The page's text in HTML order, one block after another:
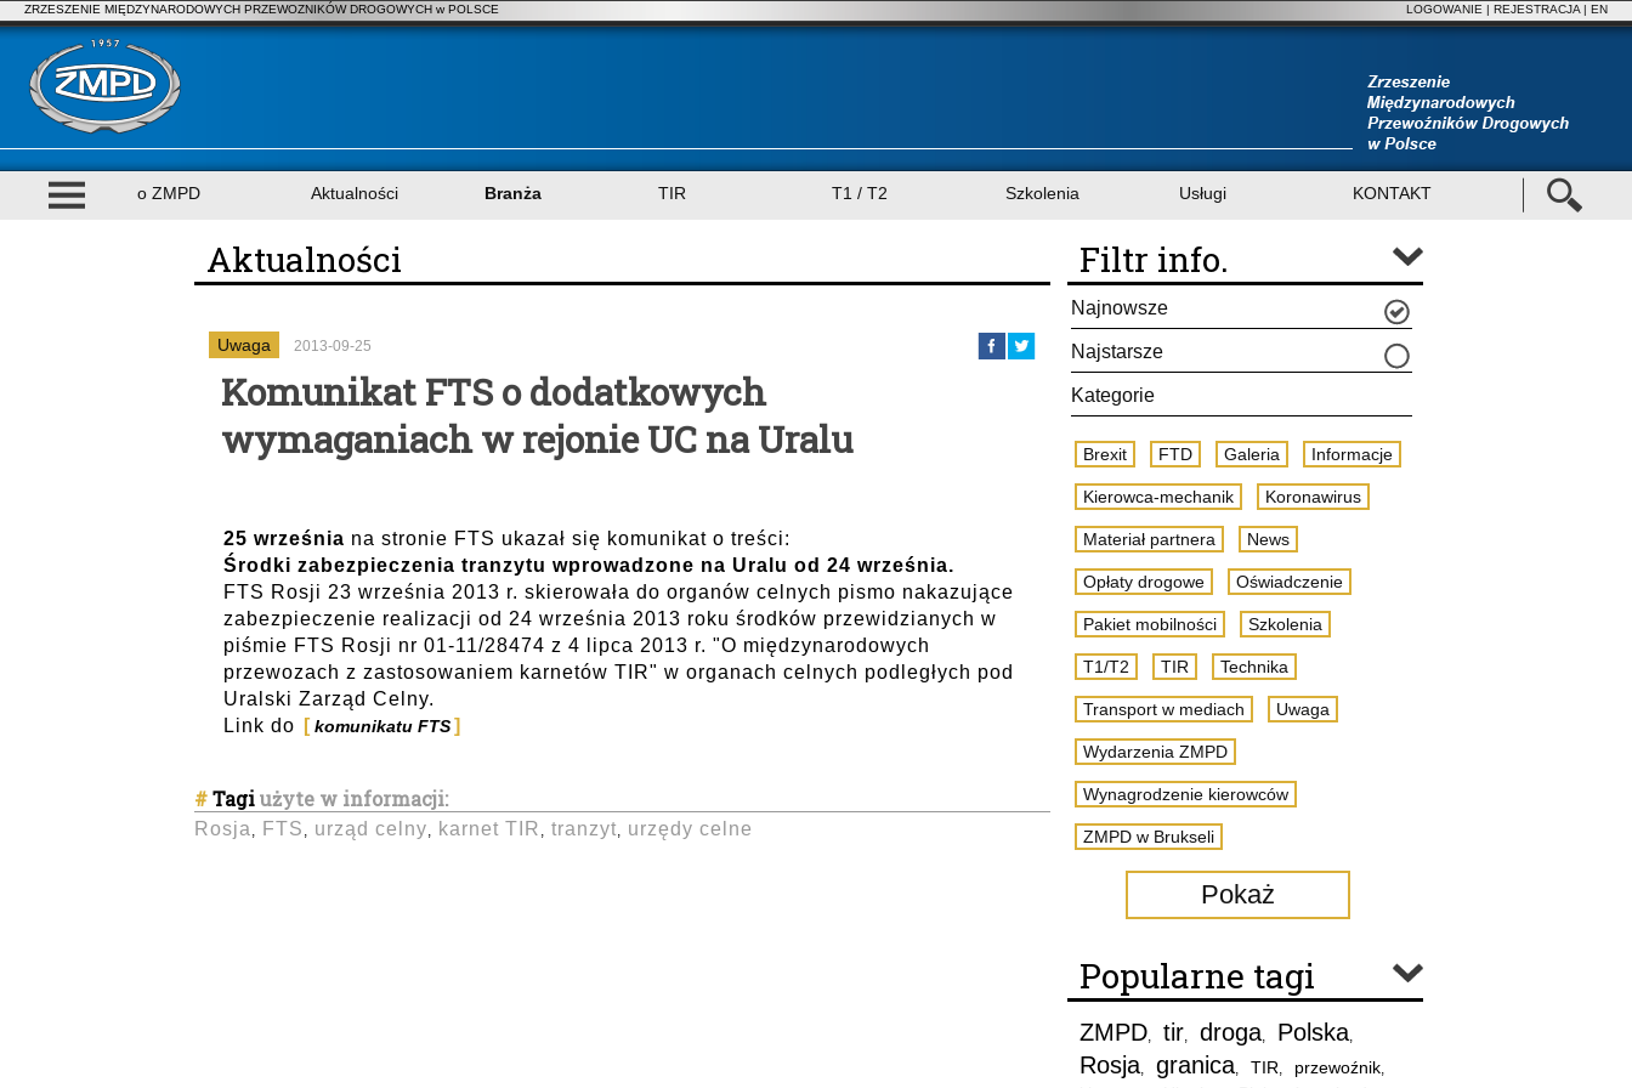
ZRZESZENIE MIĘDZYNARODOWYCH PRZEWOZNIKÓW DROGOWYCH w POLSCE LOGOWANIE | REJESTRACJA | EN
o ZMPD Aktualności Branża TIR T1 / T2 Szkolenia Usługi KONTAKT
Aktualności
Uwaga 2013-09-25
Komunikat FTS o dodatkowych
wymaganiach w rejonie UC na Uralu
25 września na stronie FTS ukazał się komunikat o treści:
Środki zabezpieczenia tranzytu wprowadzone na Uralu od 24 września.
FTS Rosji 23 września 2013 r. skierowała do organów celnych pismo nakazujące
zabezpieczenie realizacji od 24 września 2013 roku środków przewidzianych w
piśmie FTS Rosji nr 01-11/28474 z 4 lipca 2013 r. "O międzynarodowych
przewozach z zastosowaniem karnetów TIR" w organach celnych podległych pod
Uralski Zarząd Celny.
Link do
komunikatu FTS
#Tagiużyte w informacji:
Rosja , FTS , urząd celny, karnet TIR , tranzyt, urzędy celne
Filtr info.
Najnowsze
Najstarsze
Kategorie
Brexit FTD Galeria Informacje
Kierowca-mechanik Koronawirus
Materiał partnera News
Opłaty drogowe Oświadczenie
Pakiet mobilności Szkolenia
T1/T2 TIR Technika
Transport w mediach Uwaga
Wydarzenia ZMPD
Wynagrodzenie kierowców
ZMPD w Brukseli
Pokaż
Popularne tagi
ZMPD, tir, droga, Polska,
Rosja, granica, TIR, przewoźnik,